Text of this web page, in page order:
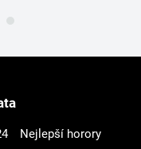
Nejlepší horory